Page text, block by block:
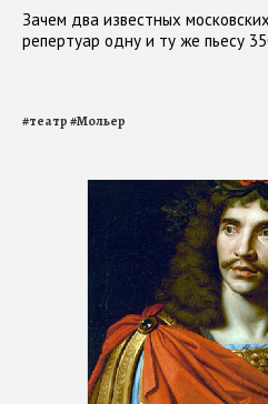
Зачем двa известных
репертуар одну и ту же пьесу
#театр#Мольер